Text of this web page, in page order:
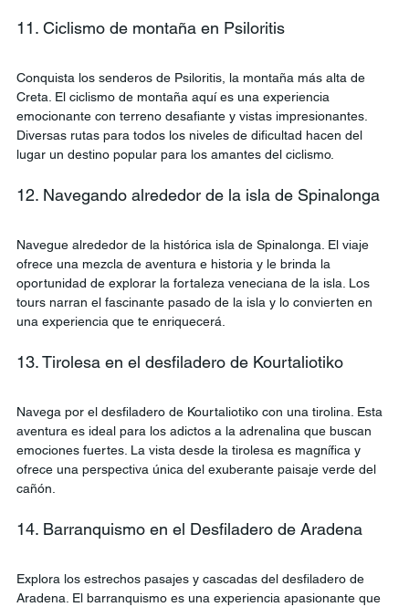
11. Ciclismo de montaña en Psiloritis
Conquista los senderos de Psiloritis, la montaña más alta de
Creta. El ciclismo de montaña aquí es una experiencia
emocionante con terreno desafiante y vistas impresionantes.
Diversas rutas para todos los niveles de dificultad hacen del
lugar un destino popular para los amantes del ciclismo.
12. Navegando alrededor de la isla de Spinalonga
Navegue alrededor de la histórica isla de Spinalonga. El viaje
ofrece una mezcla de aventura e historia y le brinda la
oportunidad de explorar la fortaleza veneciana de la isla. Los
tours narran el fascinante pasado de la isla y lo convierten en
una experiencia que te enriquecerá.
13. Tirolesa en el desfiladero de Kourtaliotiko
Navega por el desfiladero de Kourtaliotiko con una tirolina. Esta
aventura es ideal para los adictos a la adrenalina que buscan
emociones fuertes. La vista desde la tirolesa es magnífica y
ofrece una perspectiva única del exuberante paisaje verde del
cañón.
14. Barranquismo en el Desfiladero de Aradena
Explora los estrechos pasajes y cascadas del desfiladero de
Aradena. El barranquismo es una experiencia apasionante que